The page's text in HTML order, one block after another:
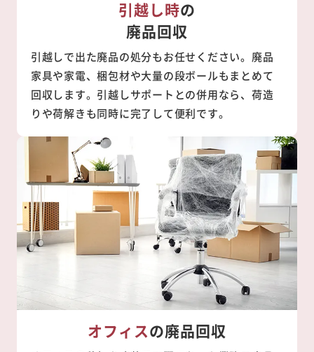
引越し時の
廃品回収
引越しで出た廃品の処分もお任せください。廃品
家具や家電、梱包材や大量の段ボールもまとめて
回収します。引越しサポートとの併用なら、荷造
りや荷解きも同時に完了して便利です。
オフィスの廃品回収